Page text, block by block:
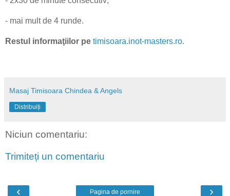
- mai mult de 4 runde.
Restul informaţiilor pe timisoara.inot-masters.ro.
Masaj Timisoara Chindea & Angels
Distribuiți
Niciun comentariu:
Trimiteți un comentariu
‹ ›
Pagina de pornire